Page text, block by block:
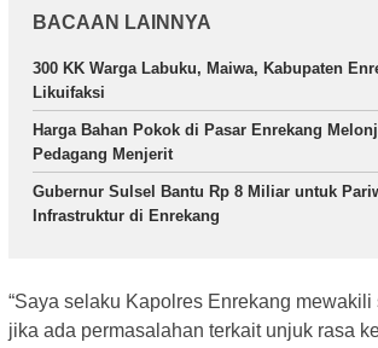
BACAAN LAINNYA
300 KK Warga Labuku, Maiwa, Kabupaten
Likuifaksi
Harga Bahan Pokok di Pasar Enrekang
Pedagang Menjerit
Gubernur Sulsel Bantu Rp 8 Miliar untuk
Infrastruktur di Enrekang
“Saya selaku Kapolres Enrekang mewakili
jika ada permasalahan terkait unjuk rasa